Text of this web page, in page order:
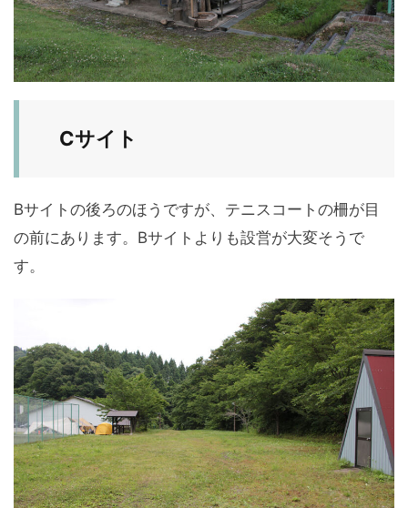
Cサイト
Bサイトの後ろのほうですが、テニスコートの柵が目
の前にあります。Bサイトよりも設営が大変そうで
す。